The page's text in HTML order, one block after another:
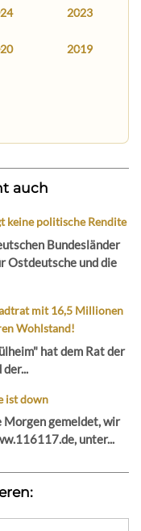
2023
2019
auch
keine politische Rendite
Bundesländer
Ostdeutsche und die
mit 16,5 Millionen
Wohlstand!
hat dem Rat der
ist down
Morgen gemeldet, wir
unter...